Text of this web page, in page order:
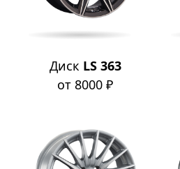
Диск LS 363
от 8000 ₽